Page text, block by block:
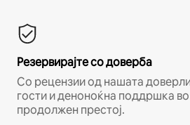
Резервирајте со доверба
Со рецензии од нашата
гости и деноноќна поддршка
продолжен престој.